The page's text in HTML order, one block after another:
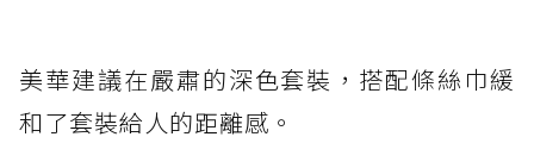
美華建議在嚴肅的深色套裝，搭配條絲巾緩
和了套裝給人的距離感。